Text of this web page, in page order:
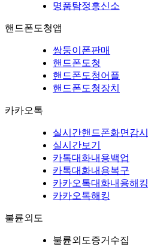
명품탐정흥신소
핸드폰도청앱
쌍둥이폰판매
핸드폰도청
핸드폰도청어플
핸드폰도청장치
카카오톡
실시간핸드폰화면감시
실시간보기
카톡대화내용백업
카톡대화내용복구
카카오톡대화내용해킹
카카오톡해킹
불륜외도
불륜외도증거수집